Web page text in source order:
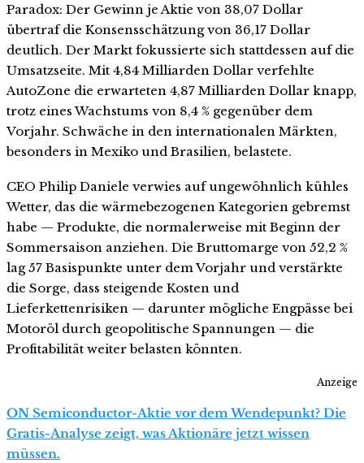
Paradox: Der Gewinn je Aktie von 38,07 Dollar
übertraf die Konsensschätzung von 36,17 Dollar
deutlich. Der Markt fokussierte sich stattdessen auf die
Umsatzseite. Mit 4,84 Milliarden Dollar verfehlte
AutoZone die erwarteten 4,87 Milliarden Dollar knapp,
trotz eines Wachstums von 8,4 % gegenüber dem
Vorjahr. Schwäche in den internationalen Märkten,
besonders in Mexiko und Brasilien, belastete.
CEO Philip Daniele verwies auf ungewöhnlich kühles
Wetter, das die wärmebezogenen Kategorien gebremst
habe — Produkte, die normalerweise mit Beginn der
Sommersaison anziehen. Die Bruttomarge von 52,2 %
lag 57 Basispunkte unter dem Vorjahr und verstärkte
die Sorge, dass steigende Kosten und
Lieferkettenrisiken — darunter mögliche Engpässe bei
Motoröl durch geopolitische Spannungen — die
Profitabilität weiter belasten könnten.
Anzeige
ON Semiconductor-Aktie vor dem Wendepunkt? Die
Gratis-Analyse zeigt, was Aktionäre jetzt wissen
müssen.